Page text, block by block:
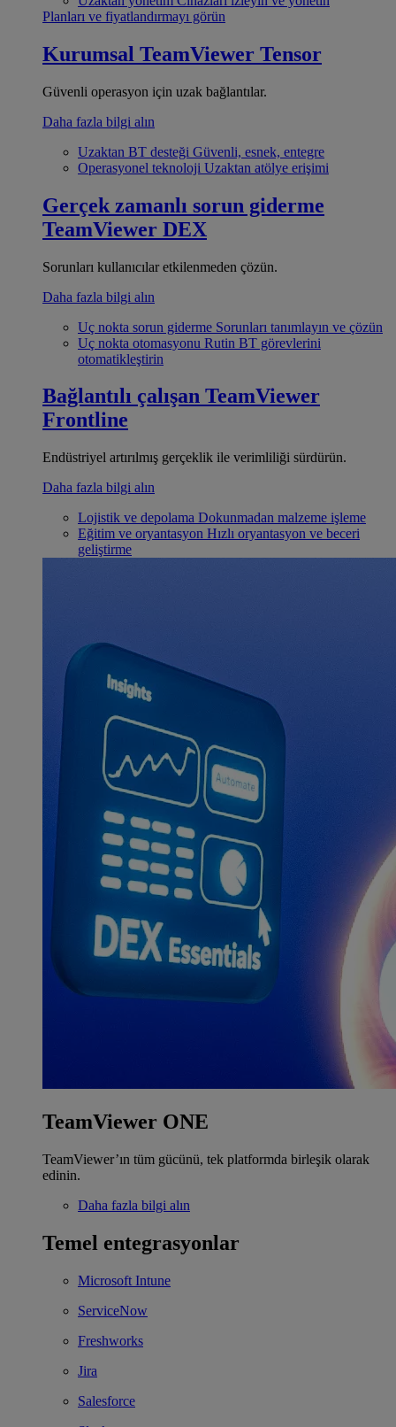
Planları ve fiyatlandırmayı görün
Kurumsal TeamViewer Tensor
Güvenli operasyon için uzak bağlantılar.
Daha fazla bilgi alın
Uzaktan BT desteği Güvenli, esnek, entegre
Operasyonel teknoloji Uzaktan atölye erişimi
Gerçek zamanlı sorun giderme
TeamViewer DEX
Sorunları kullanıcılar etkilenmeden çözün.
Daha fazla bilgi alın
Uç nokta sorun giderme Sorunları tanımlayın ve çözün
Uç nokta otomasyonu Rutin BT görevlerini
otomatikleştirin
Bağlantılı çalışan TeamViewer
Frontline
Endüstriyel artırılmış gerçeklik ile verimliliği sürdürün.
Daha fazla bilgi alın
Lojistik ve depolama Dokunmadan malzeme işleme
Eğitim ve oryantasyon Hızlı oryantasyon ve beceri
geliştirme
TeamViewer ONE
TeamViewer’ın tüm gücünü, tek platformda birleşik olarak
edinin.
Daha fazla bilgi alın
Temel entegrasyonlar
Microsoft Intune
ServiceNow
Freshworks
Jira
Salesforce